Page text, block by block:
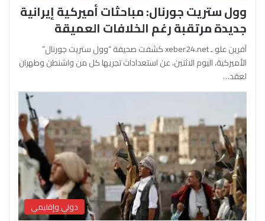
وول ستريت جورنال: مباحثات أميركية إيرانية
جديدة مرتقبة رغم الخلافات العميقة
آفرين علو ـ xeber24.net كشفت صحيفة “وول ستريت جورنال”
الأميركية، اليوم الاثنين، عن استعدادات تجريها كل من واشنطن وطهران
لعقد…
دولي وإقليمي